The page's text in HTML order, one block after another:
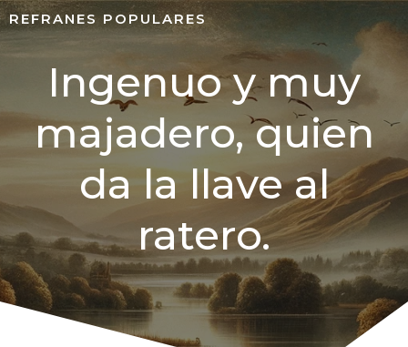
REFRANES POPULARES
Ingenuo y muy
majadero, quien
da la llave al
ratero.